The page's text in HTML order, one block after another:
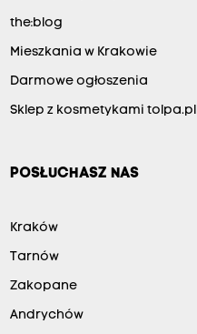
the:blog
Mieszkania w Krakowie
Darmowe ogłoszenia
Sklep z kosmetykami tolpa.pl
POSŁUCHASZ NAS
Kraków
Tarnów
Zakopane
Andrychów